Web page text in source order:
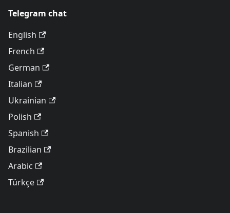
Telegram chat
English
French
German
Italian
Ukrainian
Polish
Spanish
Brazilian
Arabic
Türkçe